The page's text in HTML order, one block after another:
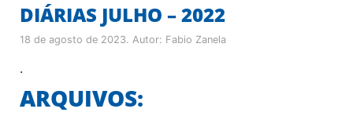
DIÁRIAS JULHO – 2022
18 de agosto de 2023. Autor: Fabio Zanela
.
ARQUIVOS: